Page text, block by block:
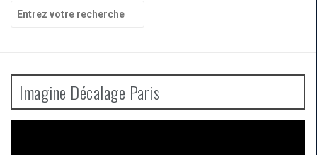
Recherche
pour
Imagine Décalage Paris